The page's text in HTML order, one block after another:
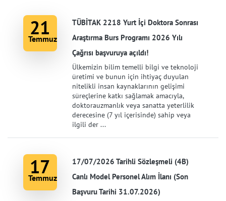
21
Temmuz
TÜBİTAK 2218 Yurt İçi Doktora Sonrası
Araştırma Burs Programı 2026 Yılı
Çağrısı başvuruya açıldı!
Ülkemizin bilim temelli bilgi ve teknoloji
üretimi ve bunun için ihtiyaç duyulan
nitelikli insan kaynaklarının gelişimi
süreçlerine katkı sağlamak amacıyla,
doktorauzmanlık veya sanatta yeterlilik
derecesine (7 yıl içerisinde) sahip veya
ilgili der ...
17
Temmuz
17/07/2026 Tarihli Sözleşmeli (4B)
Canlı Model Personel Alım İlanı (Son
Başvuru Tarihi 31.07.2026)